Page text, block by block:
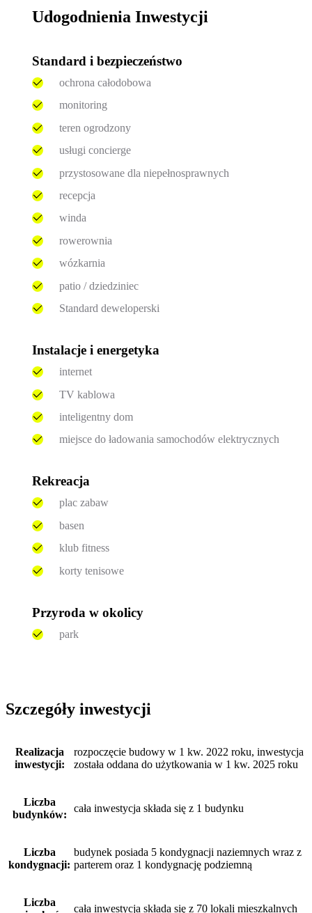
Udogodnienia Inwestycji
Standard i bezpieczeństwo
ochrona całodobowa
monitoring
teren ogrodzony
usługi concierge
przystosowane dla niepełnosprawnych
recepcja
winda
rowerownia
wózkarnia
patio / dziedziniec
Standard deweloperski
Instalacje i energetyka
internet
TV kablowa
inteligentny dom
miejsce do ładowania samochodów elektrycznych
Rekreacja
plac zabaw
basen
klub fitness
korty tenisowe
Przyroda w okolicy
park
Szczegóły inwestycji
Realizacja
inwestycji:
rozpoczęcie budowy w 1 kw. 2022 roku, inwestycja
została oddana do użytkowania w 1 kw. 2025 roku
Liczba
budynków:
cała inwestycja składa się z 1 budynku
Liczba
kondygnacji:
budynek posiada 5 kondygnacji naziemnych wraz z
parterem oraz 1 kondygnację podziemną
Liczba
cała inwestycja składa się z 70 lokali mieszkalnych